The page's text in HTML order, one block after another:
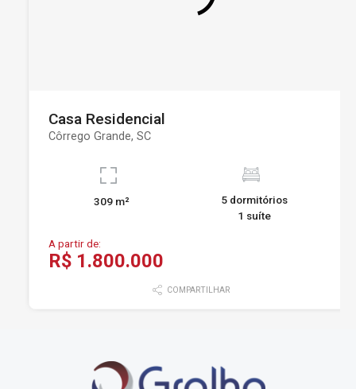
Casa Residencial
Côrrego Grande, SC
309 m²
5 dormitórios
1 suíte
A partir de:
R$ 1.800.000
COMPARTILHAR